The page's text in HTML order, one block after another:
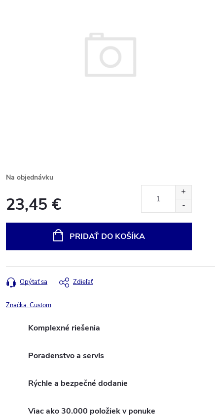
Na objednávku
23,45 €
PRIDAŤ DO KOŠÍKA
Opýtať sa Zdieľať
Značka:Custom
Komplexné riešenia
Poradenstvo a servis
Rýchle a bezpečné dodanie
Viac ako 30.000 položiek v ponuke